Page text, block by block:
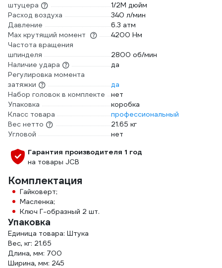
штуцера
1/2M дюйм
Расход воздуха
340 л/мин
Давление
6.3 атм
Max крутящий момент
4200 Нм
Частота вращения
шпинделя
2800 об/мин
Наличие удара
да
Регулировка момента
затяжки
да
Набор головок в комплекте
нет
Упаковка
коробка
Класс товара
профессиональный
Вес нетто
21.65 кг
Угловой
нет
Гарантия производителя 1 год
на товары JCB
Комплектация
Гайковерт;
Масленка;
Ключ Г-образный 2 шт.
Упаковка
Единица товара: Штука
Вес, кг: 21.65
Длина, мм: 700
Ширина, мм: 245